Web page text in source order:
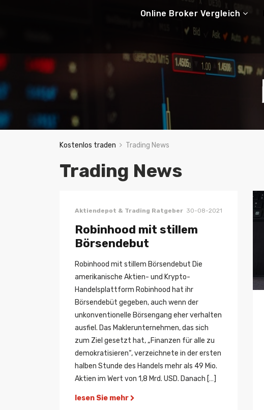
Online Broker Vergleich
Kostenlos traden Trading News
Trading News
Aktiendepot & Trading Ratgeber 30-08-2021
Robinhood mit stillem
Börsendebut
Robinhood mit stillem Börsendebut Die
amerikanische Aktien- und Krypto-
Handelsplattform Robinhood hat ihr
Börsendebüt gegeben, auch wenn der
unkonventionelle Börsengang eher verhalten
ausfiel. Das Maklerunternehmen, das sich
zum Ziel gesetzt hat, „Finanzen für alle zu
demokratisieren“, verzeichnete in der ersten
halben Stunde des Handels mehr als 49 Mio.
Aktien im Wert von 1,8 Mrd. USD. Danach […]
lesen Sie mehr